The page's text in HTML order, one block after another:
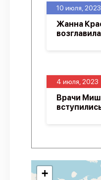
4 июля, 2023
Врачи
10 июля, 2023
Жанна
+